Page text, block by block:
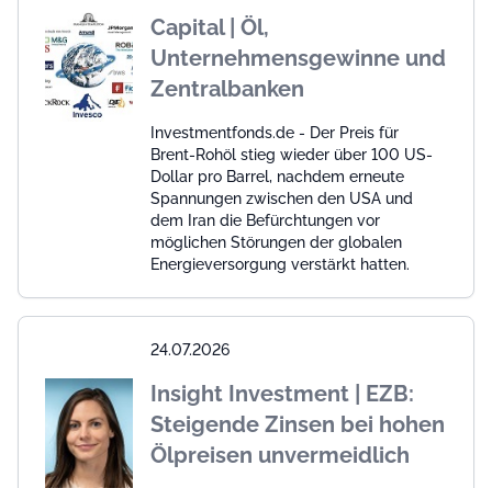
Capital | Öl,
Unternehmensgewinne und
Zentralbanken
Investmentfonds.de - Der Preis für
Brent-Rohöl stieg wieder über 100 US-
Dollar pro Barrel, nachdem erneute
Spannungen zwischen den USA und
dem Iran die Befürchtungen vor
möglichen Störungen der globalen
Energieversorgung verstärkt hatten.
24.07.2026
Insight Investment | EZB:
Steigende Zinsen bei hohen
Ölpreisen unvermeidlich